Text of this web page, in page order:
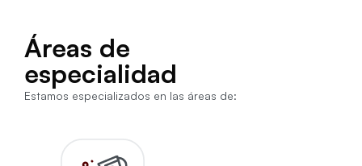
Áreas de
especialidad
Estamos especializados en las áreas de: